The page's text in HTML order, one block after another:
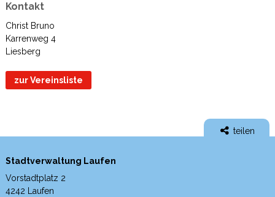
Kontakt
Christ Bruno
Karrenweg 4
Liesberg
zur Vereinsliste
teilen
Stadtverwaltung Laufen
Vorstadtplatz 2
4242 Laufen